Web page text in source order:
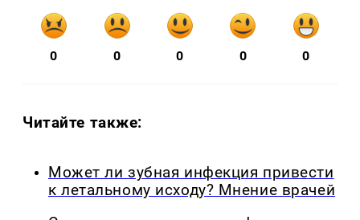
0 0 0 0 0
Читайте также:
Может ли зубная инфекция привести
к летальному исходу? Мнение врачей